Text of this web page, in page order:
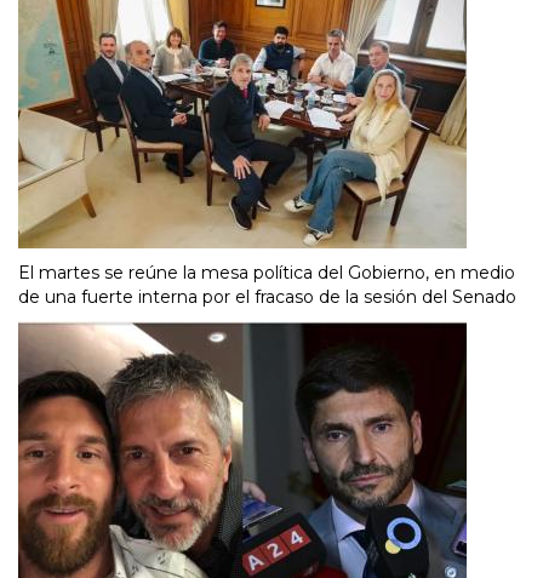
El martes se reúne la mesa política del Gobierno, en medio
de una fuerte interna por el fracaso de la sesión del Senado